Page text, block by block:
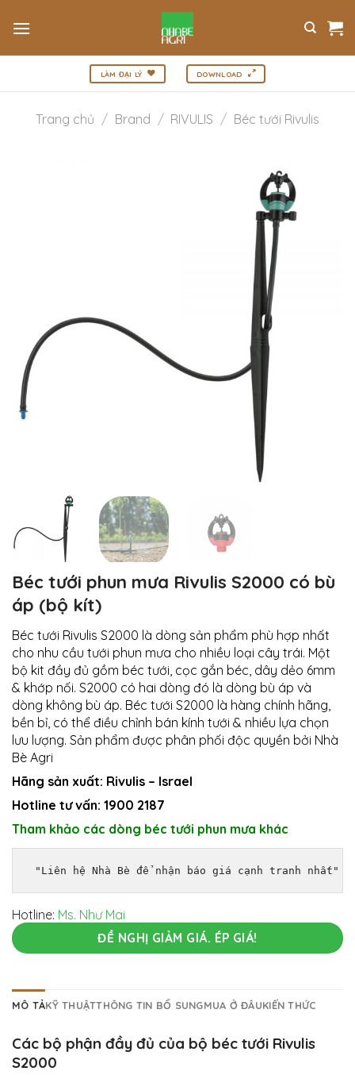
qua
nội
dung
LÀM ĐẠI LÝ DOWNLOAD
Trang chủ / Brand / RIVULIS / Béc tưới Rivulis
Béc tưới phun mưa Rivulis S2000 có bù
áp (bộ kít)
Béc tưới Rivulis S2000 là dòng sản phẩm phù hợp nhất
cho nhu cầu tưới phun mưa cho nhiều loại cây trái. Một
bộ kit đầy đủ gồm béc tưới, cọc gắn béc, dây dẻo 6mm
& khớp nối. S2000 có hai dòng đó là dòng bù áp và
dòng không bù áp. Béc tưới S2000 là hàng chính hãng,
bền bỉ, có thể điều chỉnh bán kính tưới & nhiều lựa chọn
lưu lượng. Sản phẩm được phân phối độc quyền bởi Nhà
Bè Agri
Hãng sản xuất: Rivulis – Israel
Hotline tư vấn: 1900 2187
Tham khảo các dòng béc tưới phun mưa khác
"Liên hệ Nhà Bè để nhận báo giá cạnh tranh nhất"
Hotline: Ms. Như Mai
ĐỀ NGHỊ GIẢM GIÁ. ÉP GIÁ!
MÔ TẢKỸ THUẬTTHÔNG TIN BỔ SUNGMUA Ở ĐÂUKIẾN THỨC
Các bộ phận đầy đủ của bộ béc tưới Rivulis
S2000